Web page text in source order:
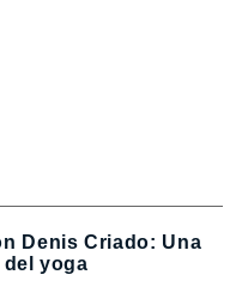
Denis Criado: Una
yoga